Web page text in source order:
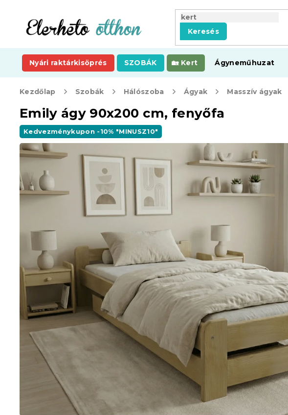
tartalomhoz
Keresés
Nyári raktárkisöprés SZOBÁK Kert Ágyneműhuzat
Kezdőlap Szobák Hálószoba Ágyak Masszív ágyak
Emily ágy 90x200 cm, fenyőfa
Kedvezménykupon -10% "MINUSZ10"